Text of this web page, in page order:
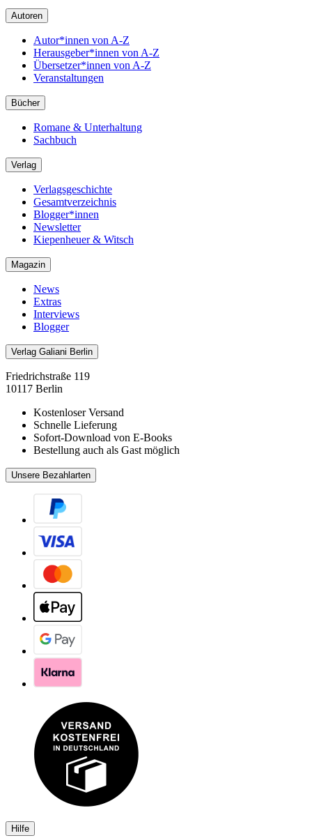
Autoren
Autor*innen von A-Z
Herausgeber*innen von A-Z
Übersetzer*innen von A-Z
Veranstaltungen
Bücher
Romane & Unterhaltung
Sachbuch
Verlag
Verlagsgeschichte
Gesamtverzeichnis
Blogger*innen
Newsletter
Kiepenheuer & Witsch
Magazin
News
Extras
Interviews
Blogger
Verlag Galiani Berlin
Friedrichstraße 119
10117 Berlin
Kostenloser Versand
Schnelle Lieferung
Sofort-Download von E-Books
Bestellung auch als Gast möglich
Unsere Bezahlarten
Hilfe